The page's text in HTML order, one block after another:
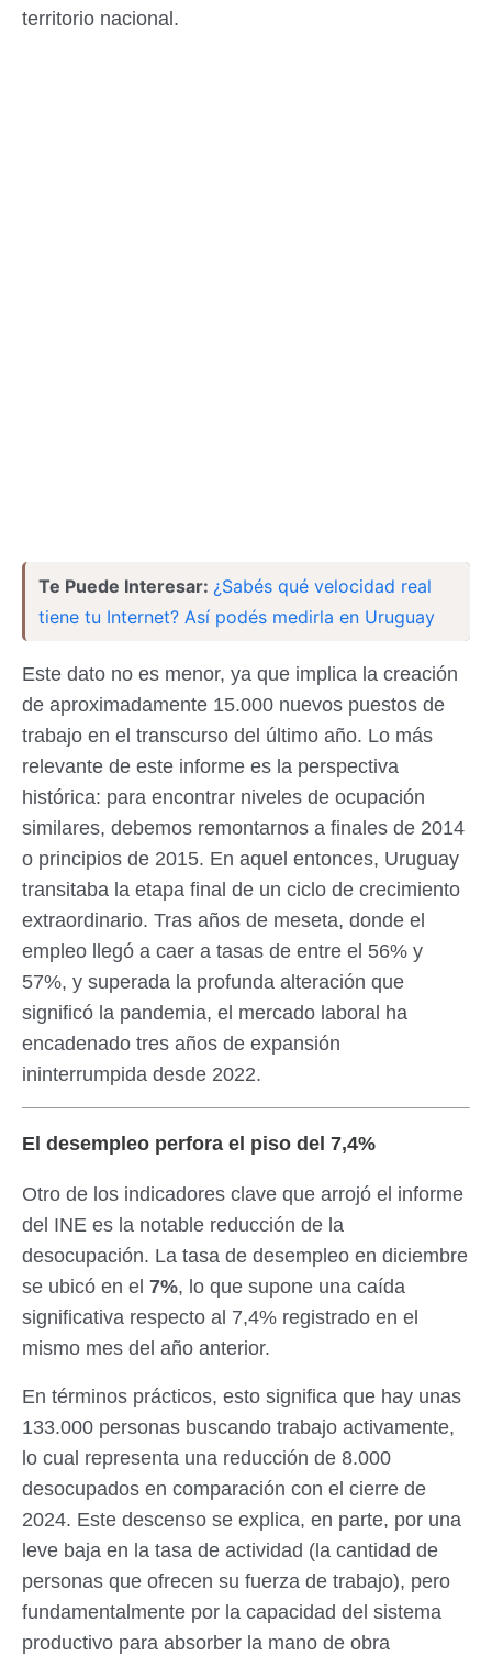
territorio nacional.
Te Puede Interesar: ¿Sabés qué velocidad real
tiene tu Internet? Así podés medirla en Uruguay
Este dato no es menor, ya que implica la creación
de aproximadamente 15.000 nuevos puestos de
trabajo en el transcurso del último año. Lo más
relevante de este informe es la perspectiva
histórica: para encontrar niveles de ocupación
similares, debemos remontarnos a finales de 2014
o principios de 2015. En aquel entonces, Uruguay
transitaba la etapa final de un ciclo de crecimiento
extraordinario. Tras años de meseta, donde el
empleo llegó a caer a tasas de entre el 56% y
57%, y superada la profunda alteración que
significó la pandemia, el mercado laboral ha
encadenado tres años de expansión
ininterrumpida desde 2022.
El desempleo perfora el piso del 7,4%
Otro de los indicadores clave que arrojó el informe
del INE es la notable reducción de la
desocupación. La tasa de desempleo en diciembre
se ubicó en el 7%, lo que supone una caída
significativa respecto al 7,4% registrado en el
mismo mes del año anterior.
En términos prácticos, esto significa que hay unas
133.000 personas buscando trabajo activamente,
lo cual representa una reducción de 8.000
desocupados en comparación con el cierre de
2024. Este descenso se explica, en parte, por una
leve baja en la tasa de actividad (la cantidad de
personas que ofrecen su fuerza de trabajo), pero
fundamentalmente por la capacidad del sistema
productivo para absorber la mano de obra